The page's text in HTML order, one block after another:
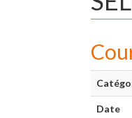
Date